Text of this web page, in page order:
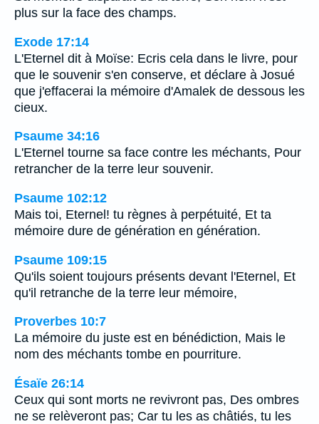
plus sur la face des champs.
Exode 17:14
L'Eternel dit à Moïse: Ecris cela dans le livre, pour
que le souvenir s'en conserve, et déclare à Josué
que j'effacerai la mémoire d'Amalek de dessous les
cieux.
Psaume 34:16
L'Eternel tourne sa face contre les méchants, Pour
retrancher de la terre leur souvenir.
Psaume 102:12
Mais toi, Eternel! tu règnes à perpétuité, Et ta
mémoire dure de génération en génération.
Psaume 109:15
Qu'ils soient toujours présents devant l'Eternel, Et
qu'il retranche de la terre leur mémoire,
Proverbes 10:7
La mémoire du juste est en bénédiction, Mais le
nom des méchants tombe en pourriture.
Ésaïe 26:14
Ceux qui sont morts ne revivront pas, Des ombres
ne se relèveront pas; Car tu les as châtiés, tu les